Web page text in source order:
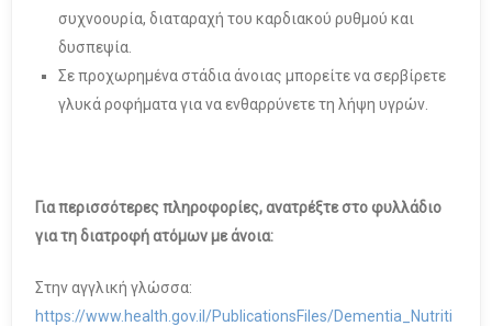
συχνοουρία, διαταραχή του καρδιακού ρυθμού και
δυσπεψία.
Σε προχωρημένα στάδια άνοιας μπορείτε να σερβίρετε
γλυκά ροφήματα για να ενθαρρύνετε τη λήψη υγρών.
Για περισσότερες πληροφορίες, ανατρέξτε στο φυλλάδιο
για τη διατροφή ατόμων με άνοια:
Στην αγγλική γλώσσα:
https://www.health.gov.il/PublicationsFiles/Dementia_Nutriti